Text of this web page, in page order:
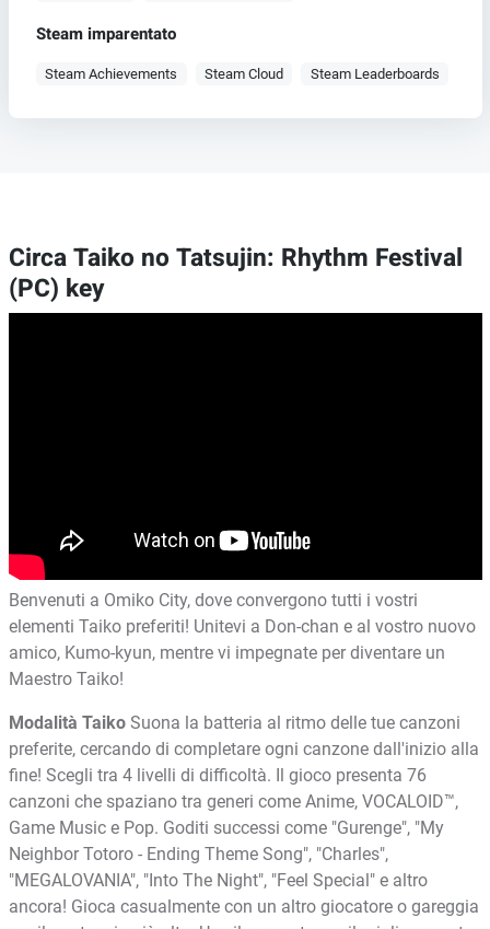
Steam imparentato
Steam Achievements Steam Cloud Steam Leaderboards
Circa Taiko no Tatsujin: Rhythm Festival
(PC) key
Benvenuti a Omiko City, dove convergono tutti i vostri
elementi Taiko preferiti! Unitevi a Don-chan e al vostro nuovo
amico, Kumo-kyun, mentre vi impegnate per diventare un
Maestro Taiko!
Modalità TaikoSuona la batteria al ritmo delle tue canzoni
preferite, cercando di completare ogni canzone dall'inizio alla
fine! Scegli tra 4 livelli di difficoltà. Il gioco presenta 76
canzoni che spaziano tra generi come Anime, VOCALOID™,
Game Music e Pop. Goditi successi come "Gurenge", "My
Neighbor Totoro - Ending Theme Song", "Charles",
"MEGALOVANIA", "Into The Night", "Feel Special" e altro
ancora! Gioca casualmente con un altro giocatore o gareggia